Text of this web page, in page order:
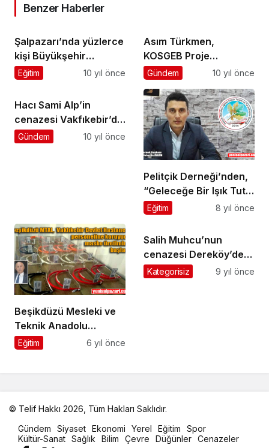
Benzer Haberler
Şalpazarı’nda yüzlerce
kişi Büyükşehir
İftarında buluştu
Eğitim 10 yıl önce
Asım Türkmen,
KOSGEB Proje
Koordinasyon Daire
Gündem 10 yıl önce
Hacı Sami Alp’in
cenazesi Vakfıkebir’de
toprağa verildi
Gündem 10 yıl önce
Pelitçik Derneği’nden,
“Geleceğe Bir Işık Tut”
kampanyası
Eğitim 8 yıl önce
Beşikdüzü Mesleki ve
Teknik Anadolu
Lisesi’nden ‘Covid-
Eğitim 6 yıl önce
Salih Muhcu’nun
cenazesi Dereköy’de
toprağa verildi
Kategorisiz 9 yıl önce
© Telif Hakkı 2026, Tüm Hakları Saklıdır.
oto
kiralama
Gündem Siyaset Ekonomi Yerel Eğitim
Spor
Kültür-Sanat Sağlık Bilim Çevre Düğünler Cenazeler